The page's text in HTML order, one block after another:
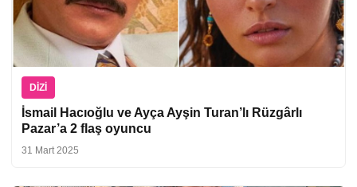
DIZI
İsmail Hacıoğlu ve Ayça Ayşin Turan’lı Rüzgârlı
Pazar’a 2 flaş oyuncu
31 Mart 2025